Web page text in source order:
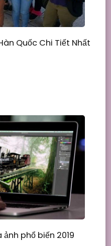
Quốc Chi Tiết Nhất
phổ biến 2019